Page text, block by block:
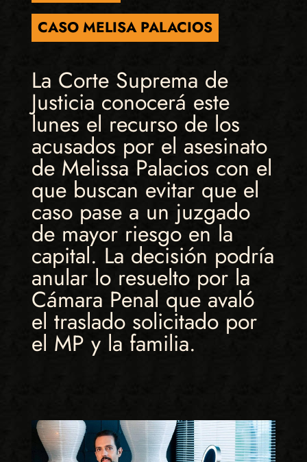
CASO MELISA PALACIOS
La Corte Suprema de
Justicia conocerá este
lunes el recurso de los
acusados por el asesinato
de Melissa Palacios con el
que buscan evitar que el
caso pase a un juzgado
de mayor riesgo en la
capital. La decisión podría
anular lo resuelto por la
Cámara Penal que avaló
el traslado solicitado por
el MP y la familia.